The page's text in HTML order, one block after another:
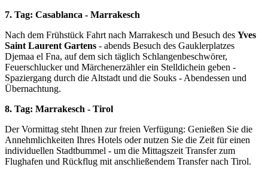
7. Tag: Casablanca - Marrakesch
Nach dem Frühstück Fahrt nach Marrakesch und Besuch des Yves
Saint Laurent Gartens - abends Besuch des Gauklerplatzes
Djemaa el Fna, auf dem sich täglich Schlangenbeschwörer,
Feuerschlucker und Märchenerzähler ein Stelldichein geben -
Spaziergang durch die Altstadt und die Souks - Abendessen und
Übernachtung.
8. Tag: Marrakesch - Tirol
Der Vormittag steht Ihnen zur freien Verfügung: Genießen Sie die
Annehmlichkeiten Ihres Hotels oder nutzen Sie die Zeit für einen
individuellen Stadtbummel - um die Mittagszeit Transfer zum
Flughafen und Rückflug mit anschließendem Transfer nach Tirol.